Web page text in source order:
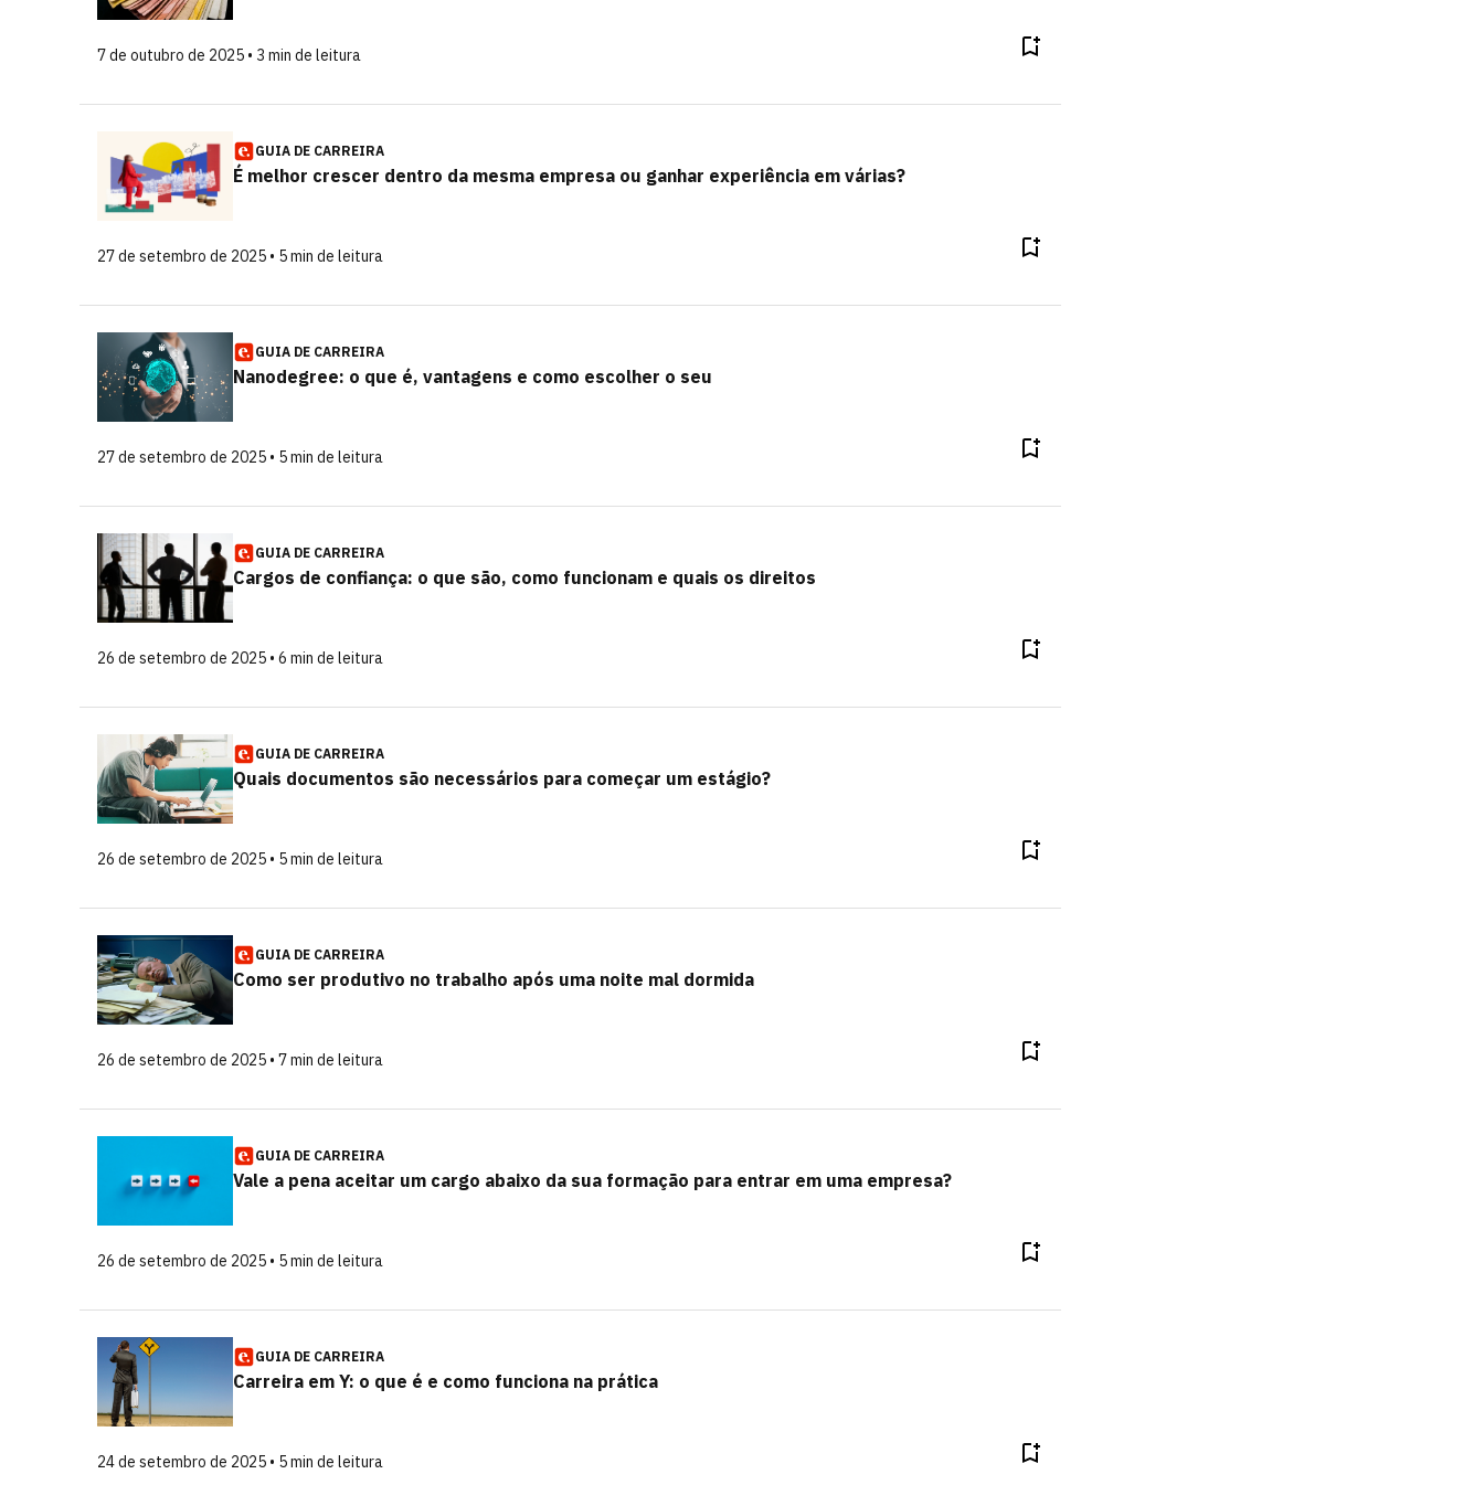
7 de outubro de 2025 • 3 min de leitura
GUIA DE CARREIRA
É melhor crescer dentro da mesma empresa ou ganhar experiência em várias?
27 de setembro de 2025 • 5 min de leitura
GUIA DE CARREIRA
Nanodegree: o que é, vantagens e como escolher o seu
27 de setembro de 2025 • 5 min de leitura
GUIA DE CARREIRA
Cargos de confiança: o que são, como funcionam e quais os direitos
26 de setembro de 2025 • 6 min de leitura
GUIA DE CARREIRA
Quais documentos são necessários para começar um estágio?
26 de setembro de 2025 • 5 min de leitura
GUIA DE CARREIRA
Como ser produtivo no trabalho após uma noite mal dormida
26 de setembro de 2025 • 7 min de leitura
GUIA DE CARREIRA
Vale a pena aceitar um cargo abaixo da sua formação para entrar em uma empresa?
26 de setembro de 2025 • 5 min de leitura
GUIA DE CARREIRA
Carreira em Y: o que é e como funciona na prática
24 de setembro de 2025 • 5 min de leitura